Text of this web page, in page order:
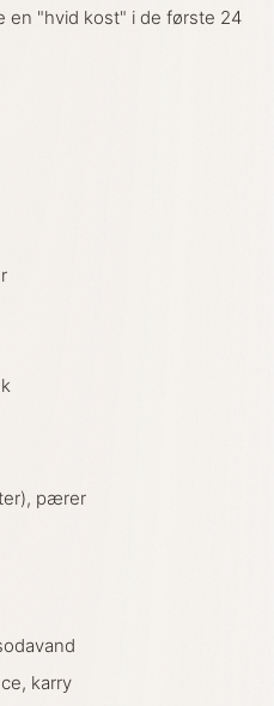
en "hvid kost" i de første 24
pærer
karry